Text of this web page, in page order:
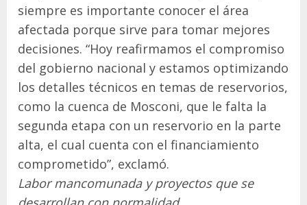
siempre es importante conocer el área
afectada porque sirve para tomar mejores
decisiones. “Hoy reafirmamos el compromiso
del gobierno nacional y estamos optimizando
los detalles técnicos en temas de reservorios,
como la cuenca de Mosconi, que le falta la
segunda etapa con un reservorio en la parte
alta, el cual cuenta con el financiamiento
comprometido”, exclamó.
Labor mancomunada y proyectos que se